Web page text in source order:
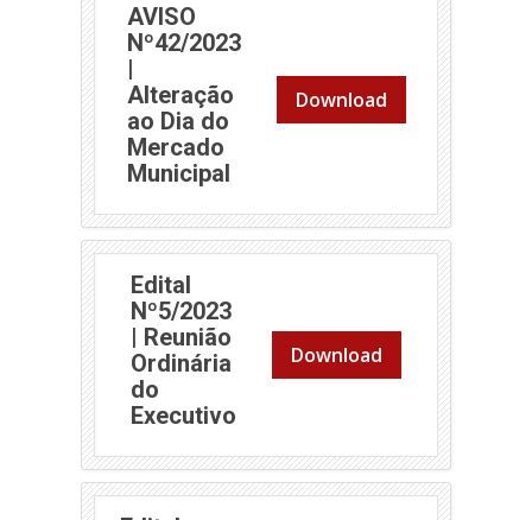
AVISO
Nº42/2023
|
Alteração
ao Dia do
Mercado
Municipal(abre em nova janela)
Download
Edital
Nº5/2023
| Reunião
Ordinária
do
Executivo(abre em nova janela)
Download